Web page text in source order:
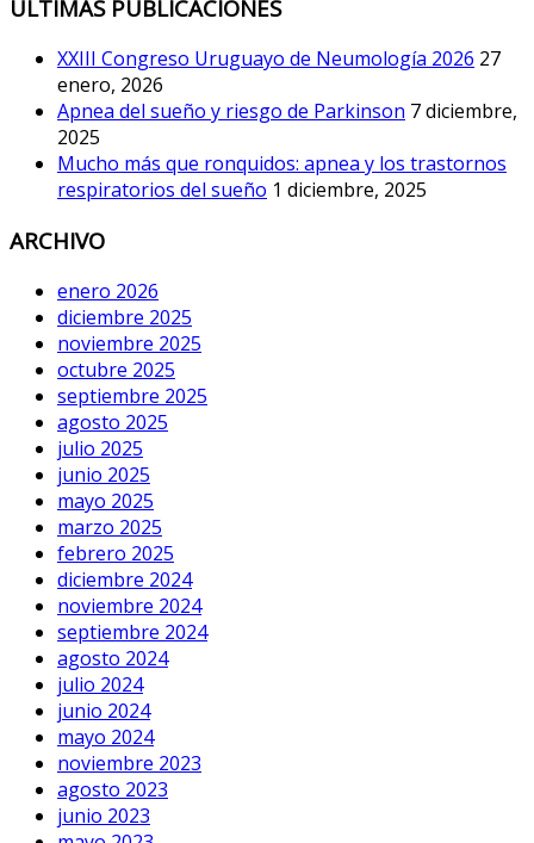
ÚLTIMAS PUBLICACIONES
XXIII Congreso Uruguayo de Neumología 2026 27
enero, 2026
Apnea del sueño y riesgo de Parkinson 7 diciembre,
2025
Mucho más que ronquidos: apnea y los trastornos
respiratorios del sueño 1 diciembre, 2025
ARCHIVO
enero 2026
diciembre 2025
noviembre 2025
octubre 2025
septiembre 2025
agosto 2025
julio 2025
junio 2025
mayo 2025
marzo 2025
febrero 2025
diciembre 2024
noviembre 2024
septiembre 2024
agosto 2024
julio 2024
junio 2024
mayo 2024
noviembre 2023
agosto 2023
junio 2023